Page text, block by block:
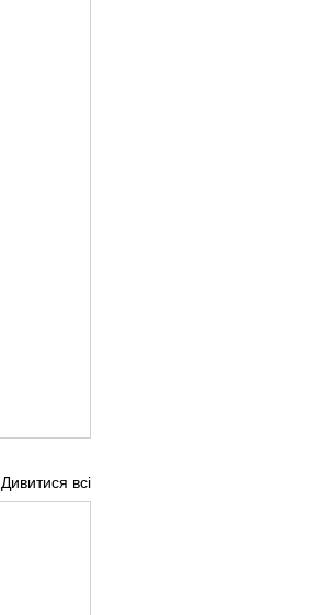
Дивитися всі